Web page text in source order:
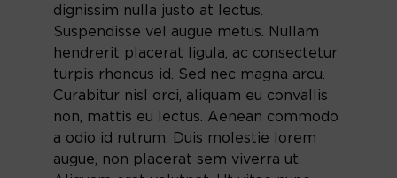
dignissim nulla justo at lectus.
Suspendisse vel augue metus. Nullam
hendrerit placerat ligula, ac consectetur
turpis rhoncus id. Sed nec magna arcu.
Curabitur nisl orci, aliquam eu convallis
non, mattis eu lectus. Aenean commodo
a odio id rutrum. Duis molestie lorem
augue, non placerat sem viverra ut.